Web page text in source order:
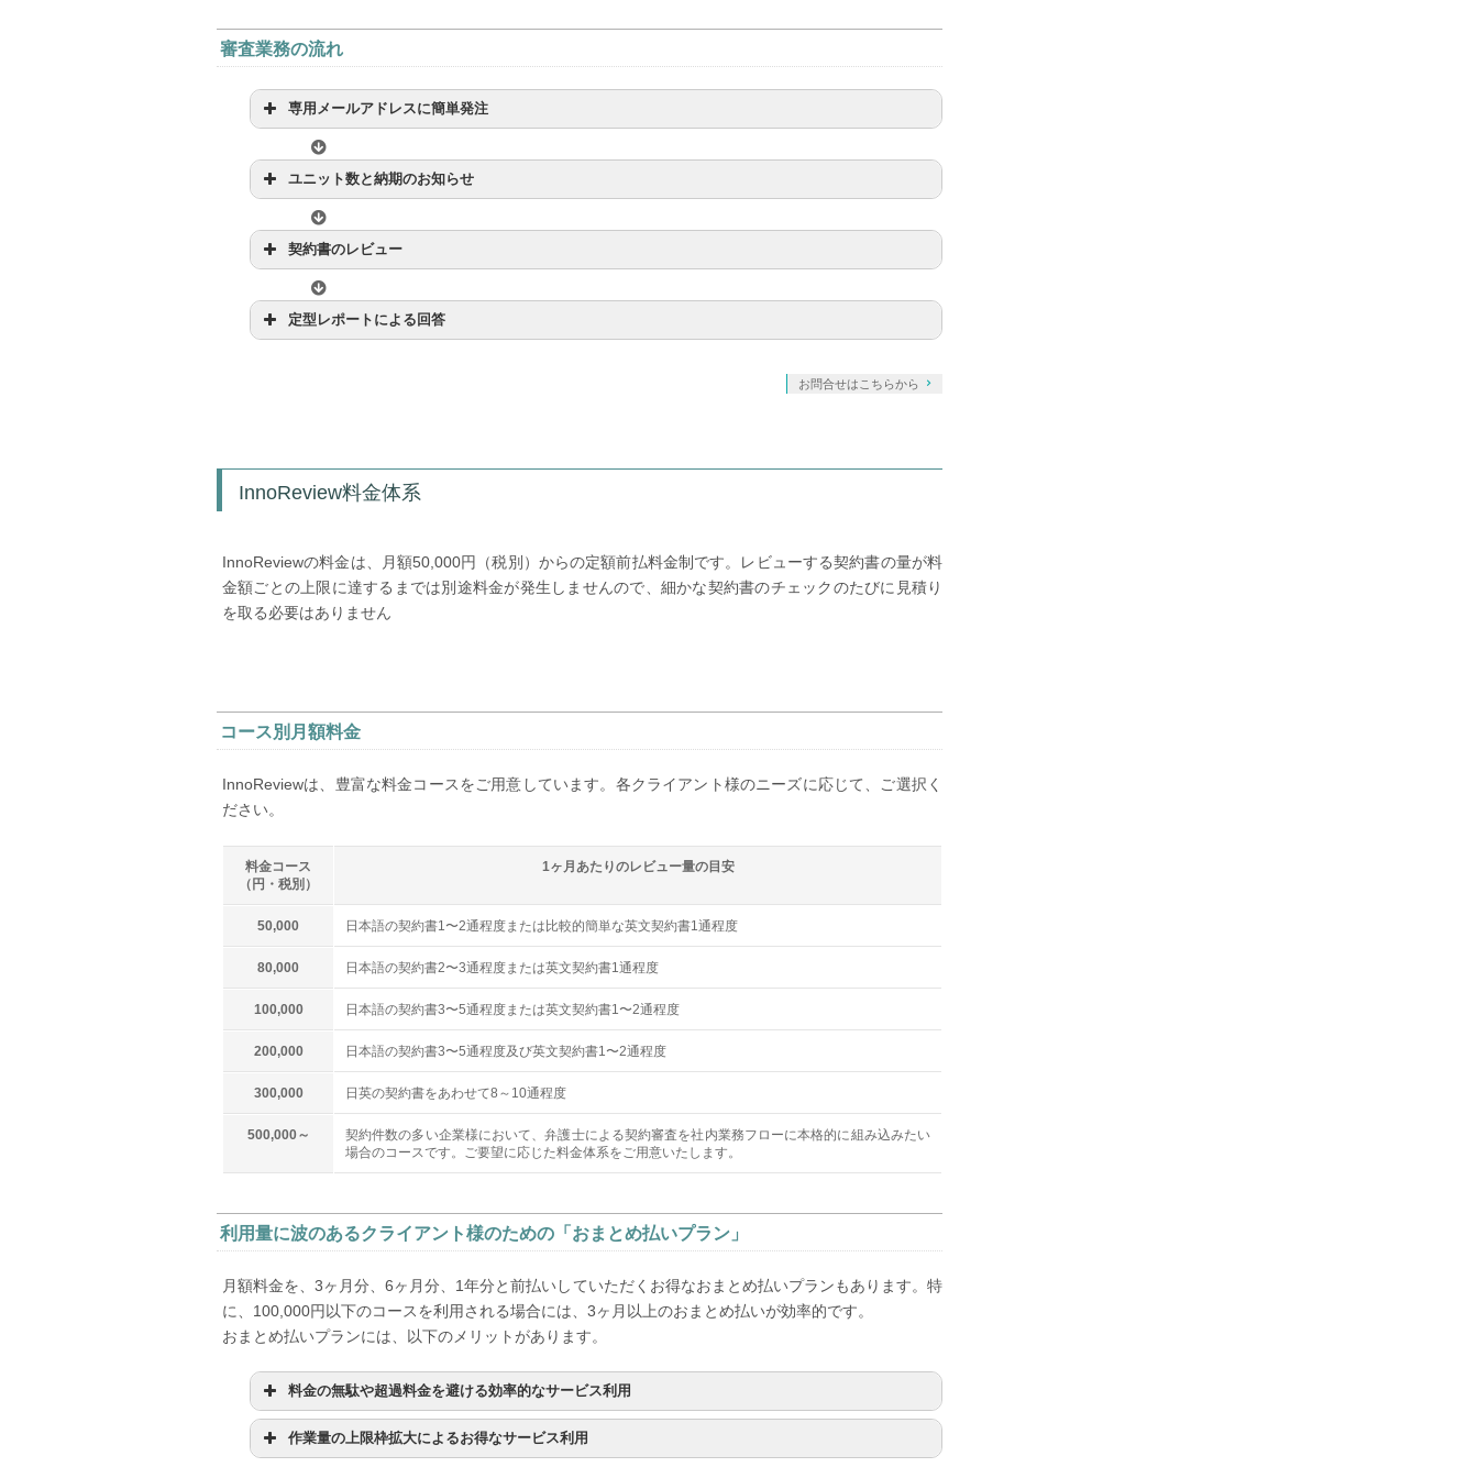
審査業務の流れ
専用メールアドレスに簡単発注
ユニット数と納期のお知らせ
契約書のレビュー
定型レポートによる回答
お問合せはこちらから
InnoReview料金体系
InnoReviewの料金は、月額50,000円（税別）からの定額前払料金制です。レビューする契約書の量が料
金額ごとの上限に達するまでは別途料金が発生しませんので、細かな契約書のチェックのたびに見積り
を取る必要はありません
コース別月額料金
InnoReviewは、豊富な料金コースをご用意しています。各クライアント様のニーズに応じて、ご選択く
ださい。
料金コース
（円・税別）
1ヶ月あたりのレビュー量の目安
50,000 日本語の契約書1〜2通程度または比較的簡単な英文契約書1通程度
80,000 日本語の契約書2〜3通程度または英文契約書1通程度
100,000 日本語の契約書3〜5通程度または英文契約書1〜2通程度
200,000 日本語の契約書3〜5通程度及び英文契約書1〜2通程度
300,000 日英の契約書をあわせて8～10通程度
500,000～
契約件数の多い企業様において、弁護士による契約審査を社内業務フローに本格的に組み込みたい
場合のコースです。ご要望に応じた料金体系をご用意いたします。
利用量に波のあるクライアント様のための「おまとめ払いプラン」
月額料金を、3ヶ月分、6ヶ月分、1年分と前払いしていただくお得なおまとめ払いプランもあります。特
に、100,000円以下のコースを利用される場合には、3ヶ月以上のおまとめ払いが効率的です。
おまとめ払いプランには、以下のメリットがあります。
料金の無駄や超過料金を避ける効率的なサービス利用
作業量の上限枠拡大によるお得なサービス利用